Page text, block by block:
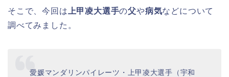
そこで、今回は 上甲凌大選手の父や病気などについて
調べてみました。
愛媛マンダリンパイレーツ・上甲凌大選手（宇和